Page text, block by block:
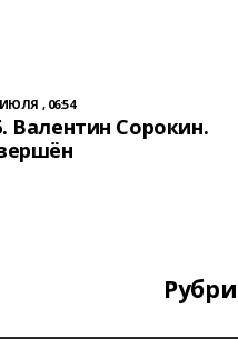
, 06:54
Валентин Сорокин.